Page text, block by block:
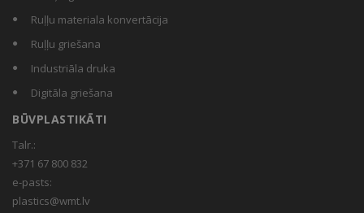
Ruļļu materiala konvertācija
Ruļļu griešana
Industriāla druka
Digitāla griešana
BŪVPLASTIKĀTI
Talr.:
+371 67 800 832
e-pasts:
plastics@wmt.lv